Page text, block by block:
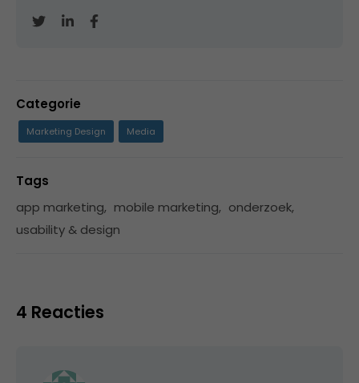
Categorie
Marketing Design Media
Tags
app marketing, mobile marketing, onderzoek,
usability & design
4 Reacties